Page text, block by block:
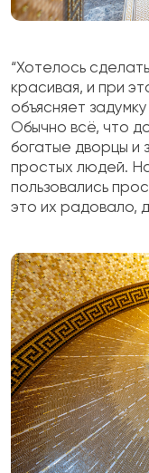
“Хотелось
красивая, и при
объясняет
Обычно всё, что
богатые дворцы и
простых людей.
пользовались
это их радовало,